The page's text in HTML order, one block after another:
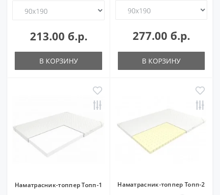
213.00 б.р.
В КОРЗИНУ
277.00 б.р.
В КОРЗИНУ
Наматрасник-топпер Топп-1 Наматрасник-топпер Топп-2